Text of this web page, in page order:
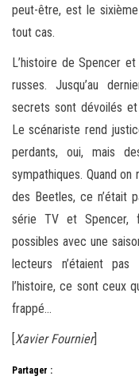
peut-être, est le
tout cas.
L’histoire de Spencer
russes. Jusqu’au
secrets sont dévoilés
Le scénariste rend
perdants, oui, mais
sympathiques. Quand
des Beetles, ce n’était
série TV et Spencer,
possibles avec une
lecteurs n’étaient
l’histoire, ce sont ceux
frappé…
[Xavier Fournier]
Partager :